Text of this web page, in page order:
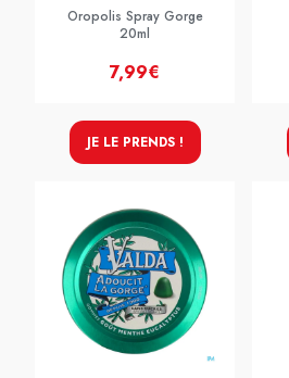
Oropolis Spray Gorge
20ml
7,99€
JE LE PRENDS !